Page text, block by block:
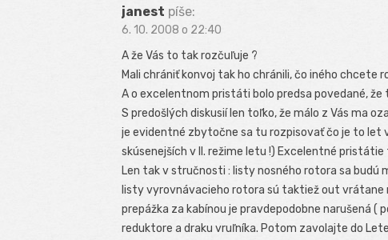
janest píše:
6. 10. 2008 o 22:40
A že Vás to tak rozčuľuje ?
Mali chrániť konvoj tak ho chránili, čo iného chcete
A o excelentnom pristáti bolo predsa povedané,
S predošlých diskusií len toľko, že málo z Vás ma
je evidentné zbytočne sa tu rozpisovať čo je to let
skúsenejších v II. režime letu !) Excelentné
Len tak v stručnosti : listy nosného rotora sa budú
listy vyrovnávacieho rotora sú taktiež out vrátane
prepážka za kabínou je pravdepodobne narušená
reduktore a draku vruľníka. Potom zavolajte do